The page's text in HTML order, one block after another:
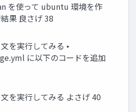
を使って ubuntu 環境を作
果 良さげ 38
を実行してみる •
に以下のコードを追加
を実行してみる よさげ 40